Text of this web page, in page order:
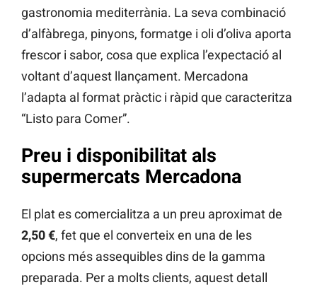
gastronomia mediterrània. La seva combinació
d’alfàbrega, pinyons, formatge i oli d’oliva aporta
frescor i sabor, cosa que explica l’expectació al
voltant d’aquest llançament. Mercadona
l’adapta al format pràctic i ràpid que caracteritza
“Listo para Comer”.
Preu i disponibilitat als
supermercats Mercadona
El plat es comercialitza a un preu aproximat de
2,50 €, fet que el converteix en una de les
opcions més assequibles dins de la gamma
preparada. Per a molts clients, aquest detall